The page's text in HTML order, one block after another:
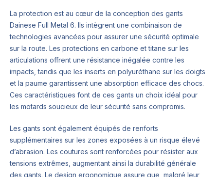
La protection est au cœur de la conception des gants
Dainese Full Metal 6. Ils intègrent une combinaison de
technologies avancées pour assurer une sécurité optimale
sur la route. Les protections en carbone et titane sur les
articulations offrent une résistance inégalée contre les
impacts, tandis que les inserts en polyuréthane sur les doigts
et la paume garantissent une absorption efficace des chocs.
Ces caractéristiques font de ces gants un choix idéal pour
les motards soucieux de leur sécurité sans compromis.
Les gants sont également équipés de renforts
supplémentaires sur les zones exposées à un risque élevé
d’abrasion. Les coutures sont renforcées pour résister aux
tensions extrêmes, augmentant ainsi la durabilité générale
des gants. Le design ergonomique assure que, malgré leur